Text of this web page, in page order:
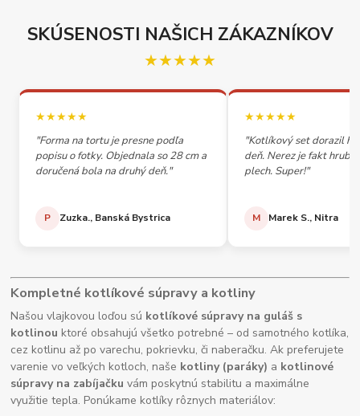
SKÚSENOSTI NAŠICH ZÁKAZNÍKOV
★★★★★
★★★★★
"Forma na tortu je presne podľa
popisu o fotky. Objednala so 28 cm a
doručená bola na druhý deň."
P Zuzka., Banská Bystrica
★★★★★
"Kotlíkový set dorazil
deň. Nerez je fakt
plech. Super!"
M Marek S., Nitra
Kompletné kotlíkové súpravy a kotliny
Našou vlajkovou loďou sú kotlíkové súpravy na guláš s
kotlinou ktoré obsahujú všetko potrebné – od samotného kotlíka,
cez kotlinu až po varechu, pokrievku, či naberačku. Ak preferujete
varenie vo veľkých kotloch, naše kotliny (paráky) a kotlinové
súpravy na zabíjačku vám poskytnú stabilitu a maximálne
využitie tepla. Ponúkame kotlíky rôznych materiálov: